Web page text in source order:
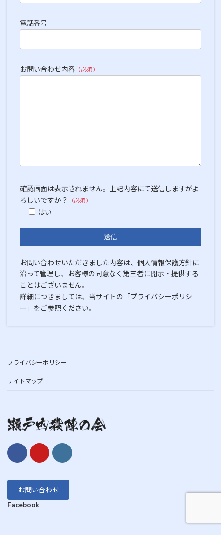
電話番号
お問い合わせ内容 （必須）
確認画面は表示されません。上記内容にて送信しますがよ
ろしいですか？
（必須）
はい
お問い合わせいただきました内容は、個人情報保護方針に
沿って管理し、お客様の同意なく第三者に開示・提供する
ことはございません。
詳細につきましては、当サイトの「プライバシーポリシ
ー」をご参照ください。
プライバシーポリシー
サイトマップ
お問い合わせ
Facebook